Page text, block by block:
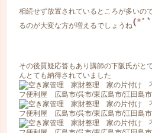
相続せず放置されているところが多いの
るのが大変な方が増えるでしょうね
その後質疑応答もあり講師の下阪氏がと
んとても納得されていました